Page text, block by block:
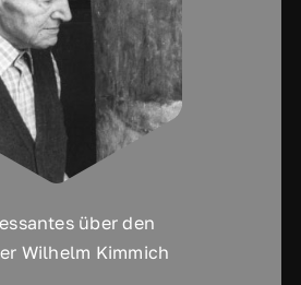
über den
Wilhelm Kimmich